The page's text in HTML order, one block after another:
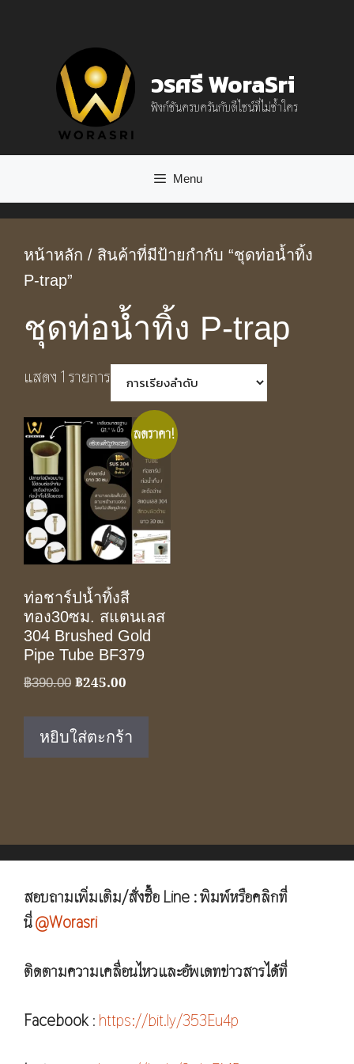
วรศรี WoraSri
ฟังก์ชันครบครันกับดีไซน์ที่ไม่ซ้ำใคร
Menu
หน้าหลัก / สินค้าที่มีป้ายกำกับ “ชุดท่อน้ำทิ้ง
P-trap”
ชุดท่อน้ำทิ้ง P-trap
แสดง 1 รายการ
ลดราคา!
ท่อชาร์ปน้ำทิ้งสี
ทอง30ซม. สแตนเลส
304 Brushed Gold
Pipe Tube BF379
฿390.00 Original
฿390.00.
฿245.00
฿245.00.
หยิบใส่ตะกร้า
สอบถามเพิ่มเติม/สั่งซื้อ Line : พิมพ์หรือคลิกที่
นี่@Worasri
ติดตามความเคลื่อนไหวและอัพเดทข่าวสารได้ที่
Facebook : https://bit.ly/353Eu4p